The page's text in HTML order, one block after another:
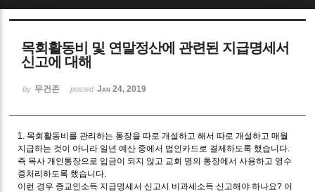
목회활동비 및 연말정산에 관련된 지급명세서
신고에 대해
by 무건존 posted Jan 24, 2019
1. 목회활동비를 관리하는 통장을 따로 개설하고 해서 따로 개설하고 매월
지급하는 것이 아니라 일년 예산 중에서 법인카드로 결제하도록 했습니다.
즉 목사 개인통장으로 입금이 되지 않고 교회 명의 통장에서 사용하고 영수
증처리하도록 했습니다.
이런 경우 종교인소득 지급명세서 신고시 비과세소득 신고해야 하나요? 어
Sketchbook5, 스케치북5
Sketchbook5, 스케치북5